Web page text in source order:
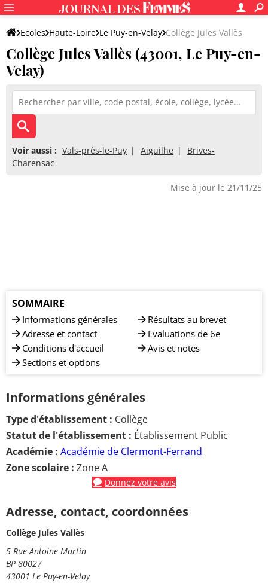
Ecoles Haute-Loire Le Puy-en-Velay Collège Jules Vallès
Collège Jules Vallès (43001, Le Puy-en-
Velay)
Voir aussi : Vals-près-le-Puy Aiguilhe
Brives-
Charensac
Mise à jour le 21/11/25
SOMMAIRE
Informations générales
Adresse et contact
Conditions d'accueil
Sections et options
Résultats au brevet
Evaluations de 6e
Avis et notes
Informations générales
Type d'établissement : Collège
Statut de l'établissement : Établissement Public
Académie : Académie de Clermont-Ferrand
Zone scolaire : Zone A
Donnez votre avis
Adresse, contact, coordonnées
Collège Jules Vallès
5 Rue Antoine Martin
BP 80027
43001 Le Puy-en-Velay